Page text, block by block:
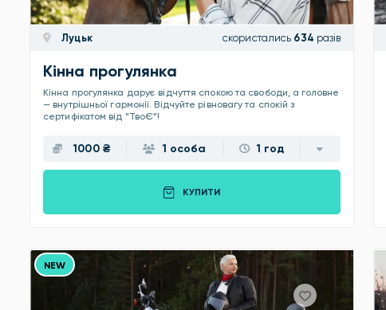
Луцьк скористались 634 разів
Кінна прогулянка
Кінна прогулянка дарує відчуття спокою та свободи, а головне
— внутрішньої гармонії. Відчуйте рівновагу та спокій з
сертифікатом від “ТвоЄ”!
1000 ₴ 1 особа 1 год
КУПИТИ
NEW